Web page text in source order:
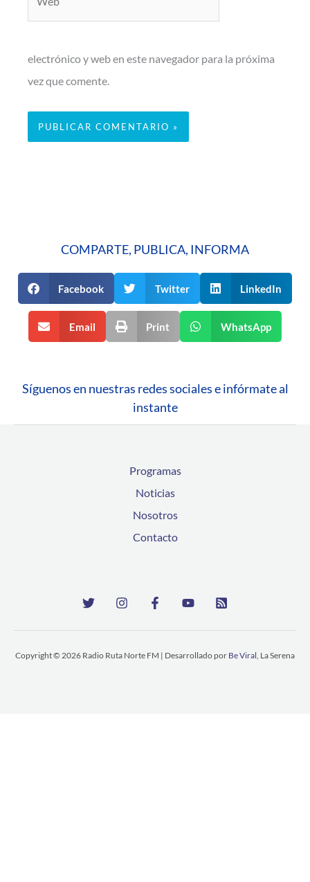
electrónico y web en este navegador para la próxima
vez que comente.
COMPARTE, PUBLICA, INFORMA
Facebook Twitter LinkedIn
Email Print WhatsApp
Síguenos en nuestras redes sociales e infórmate al
instante
Programas
Noticias
Nosotros
Contacto
Copyright © 2026 Radio Ruta Norte FM | Desarrollado por Be Viral, La Serena